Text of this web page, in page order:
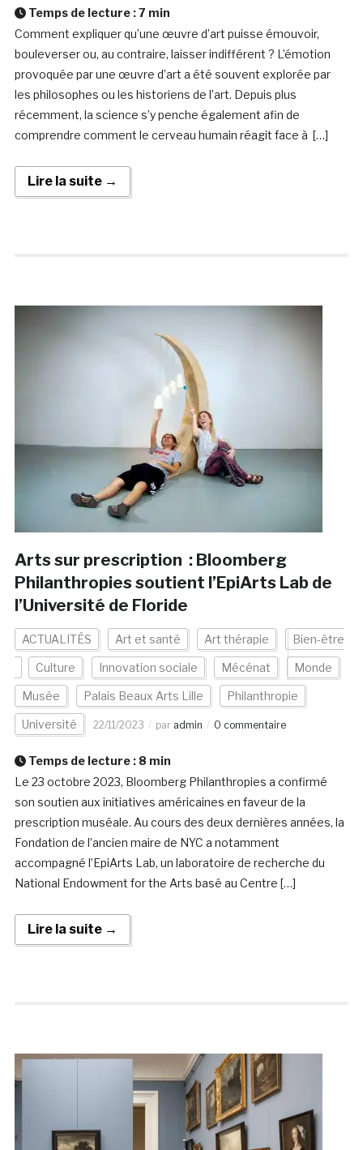
Temps de lecture :7 min
Comment expliquer qu’une œuvre d’art puisse émouvoir,
bouleverser ou, au contraire, laisser indifférent ? L’émotion
provoquée par une œuvre d’art a été souvent explorée par
les philosophes ou les historiens de l’art. Depuis plus
récemment, la science s’y penche également afin de
comprendre comment le cerveau humain réagit face à […]
Lire la suite →
Arts sur prescription : Bloomberg
Philanthropies soutient l’EpiArts Lab de
l’Université de Floride
ACTUALITÉS Art et santé Art thérapie Bien-être
Culture Innovation sociale Mécénat Monde
Musée Palais Beaux Arts Lille Philanthropie
Université 22/11/2023 par admin 0 commentaire
Temps de lecture : 8 min
Le 23 octobre 2023, Bloomberg Philanthropies a confirmé
son soutien aux initiatives américaines en faveur de la
prescription muséale. Au cours des deux dernières années, la
Fondation de l’ancien maire de NYC a notamment
accompagné l’EpiArts Lab, un laboratoire de recherche du
National Endowment for the Arts basé au Centre […]
Lire la suite →